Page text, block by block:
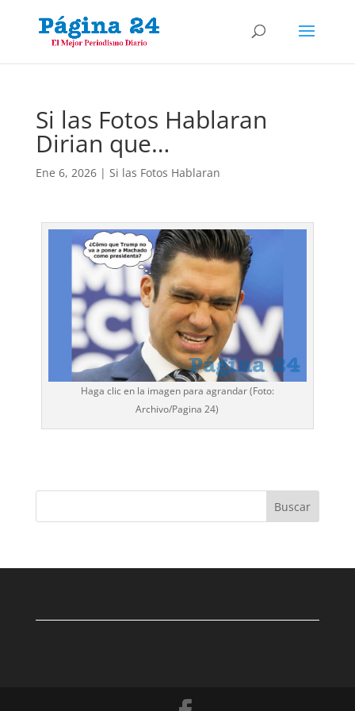
Si las Fotos Hablaran
Dirian que…
Ene 6, 2026| Si las Fotos Hablaran
Haga clic en la imagen para agrandar (Foto:
Archivo/Pagina 24)
Buscar